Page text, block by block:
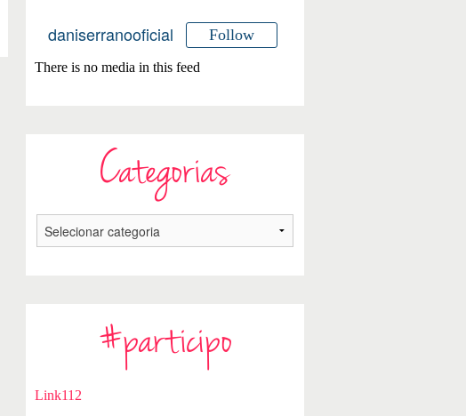
daniserranooficial Follow
There is no media in this feed
Categorias
#participo
Link112